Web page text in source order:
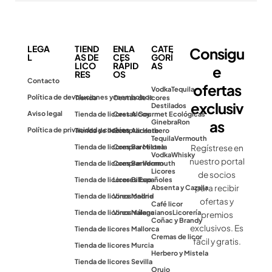
LEGA
L
Contacto
Política de devoluciones y reembolsos
Aviso legal
Política de privacidad y cookies
TIEND
AS DE
LICO
RES
Tienda
Tienda de licores Alcoy
Tienda de licores Alicante
Tienda de licores Barcelona
Tienda de licores Benidorm
Tienda de licores Bilbao
Tienda de licores Madrid
Tienda de licores Málaga
Tienda de licores Mallorca
Tienda de licores Murcia
Tienda de licores Sevilla
ENLA
CES
RÁPID
OS
Cestas de licores
Cestas Gourmet Ecológicas
Comprar Herbero
Comprar Mistela
Comprar Vermouth
Licores Españoles
Vinos online
Vinos valencianosLicorería
CATE
GORÍ
AS
VodkaTequila
Destilados
GinebraRon
TequilaVermouth
VodkaWhisky
Licores
Absenta y Cazalla
Café licor
Coñac y Brandy
Cremas de licor
Herbero y Mistela
Orujo
Consigu
e
ofertas
exclusiv
as
Regístrese en
nuestro portal
de socios
para recibir
ofertas y
premios
exclusivos. Es
fácil y gratis.